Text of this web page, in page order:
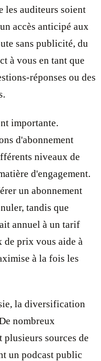
les auditeurs soient
accès anticipé aux
sans publicité, du
à vous en tant que
réponses ou des
importante.
d'abonnement
niveaux de
d'engagement.
un abonnement
tandis que
annuel à un tarif
de prix vous aide à
à la fois les
la diversification
nombreux
plusieurs sources de
un podcast public